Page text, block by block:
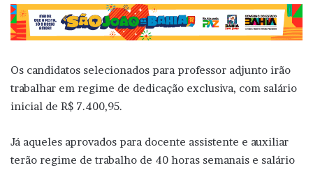
Os candidatos selecionados para professor adjunto irão
trabalhar em regime de dedicação exclusiva, com salário
inicial de R$ 7.400,95.
Já aqueles aprovados para docente assistente e auxiliar
terão regime de trabalho de 40 horas semanais e salário